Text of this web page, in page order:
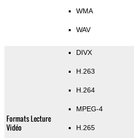
WMA
WAV
Formats Lecture
Vidéo
DIVX
H.263
H.264
MPEG-4
H.265